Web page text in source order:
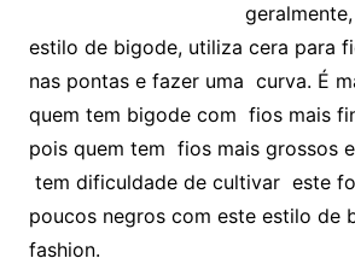
estilo de bigode, utiliza cera para
nas pontas e fazer uma curva. É
quem tem bigode com fios mais
pois quem tem fios mais grossos
tem dificuldade de cultivar este
poucos negros com este estilo de
fashion.